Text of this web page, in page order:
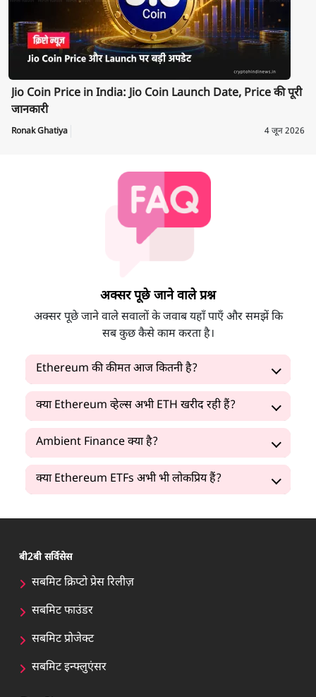
Jio Coin Price in India: Jio Coin Launch Date, Price की पूरी
जानकारी
Ronak Ghatiya 4 जून 2026
अक्सर पूछे जाने वाले प्रश्न
अक्सर पूछे जाने वाले सवालों के जवाब यहाँ पाएँ और समझें कि
सब कुछ कैसे काम करता है।
Ethereum की कीमत आज कितनी है?
क्या Ethereum व्हेल्स अभी ETH खरीद रही हैं?
Ambient Finance क्या है?
क्या Ethereum ETFs अभी भी लोकप्रिय हैं?
बी2बी सर्विसेस
सबमिट क्रिप्टो प्रेस रिलीज़
सबमिट फाउंडर
सबमिट प्रोजेक्ट
सबमिट इन्फ्लुएंसर